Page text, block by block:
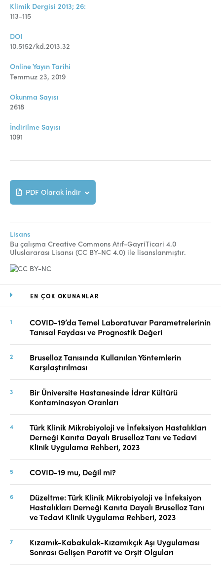
EN ÇOK OKUNANLAR
COVID-19’da Temel Laboratuvar Parametrelerinin
Tanısal Faydası ve Prognostik Değeri
Bruselloz Tanısında Kullanılan Yöntemlerin
Karşılaştırılması
Bir Üniversite Hastanesinde İdrar Kültürü
Kontaminasyon Oranları
Türk Klinik Mikrobiyoloji ve İnfeksiyon Hastalıkları
Derneği Kanıta Dayalı Bruselloz Tanı ve Tedavi
Klinik Uygulama Rehberi, 2023
COVID-19 mu, Değil mi?
Düzeltme: Türk Klinik Mikrobiyoloji ve İnfeksiyon
Hastalıkları Derneği Kanıta Dayalı Bruselloz Tanı
ve Tedavi Klinik Uygulama Rehberi, 2023
Kızamık-Kabakulak-Kızamıkçık Aşı Uygulaması
Sonrası Gelişen Parotit ve Orşit Olguları
Klimik Dergisi 2013; 26:
113-115
DOI
10.5152/kd.2013.32
Online Yayın Tarihi
Temmuz 23, 2019
Okunma Sayısı
2618
İndirilme Sayısı
1091
PDF Olarak İndir
Lisans
Bu çalışma Creative Commons Atıf-GayriTicari 4.0
Uluslararası Lisansı (CC BY-NC 4.0) ile lisanslanmıştır.